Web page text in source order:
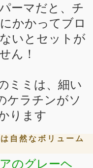
ーマだと、チ
かかってブロ
いとセットが
ん！
ミミは、細い
ケラチンがソ
ります
自然なボリューム
アのグレーヘ